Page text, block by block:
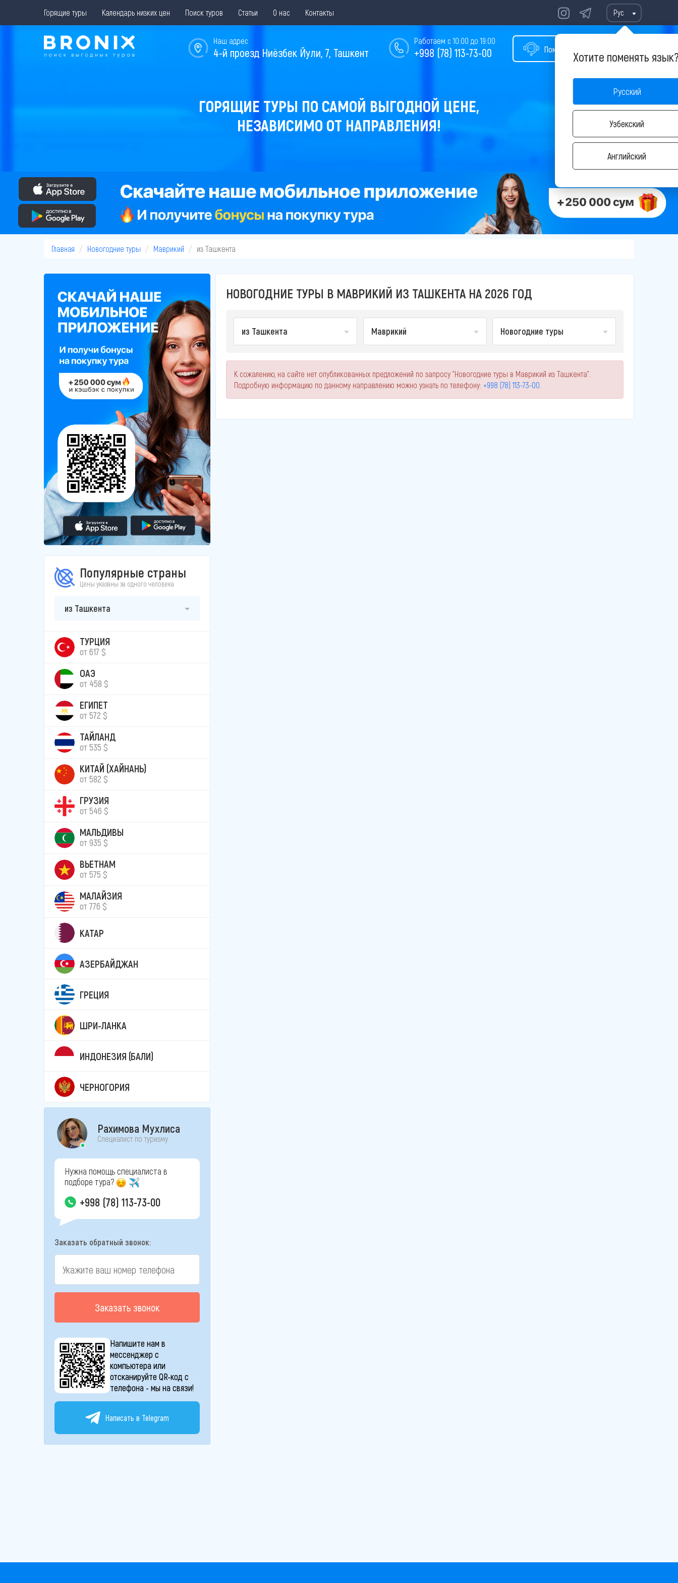
Горящие туры Календарь низких цен Поиск туров Статьи О нас Контакты Рус
Хотите поменять
Русский
Узбекский
Английский
Помощь в подборе тура
Работаем с 10:00 до 19:00
+998 (78) 113-73-00
Наш адрес
4-й проезд Ниёзбек Йули, 7, Ташкент
ГОРЯЩИЕ ТУРЫ ПО САМОЙ ВЫГОДНОЙ ЦЕНЕ,
НЕЗАВИСИМО ОТ НАПРАВЛЕНИЯ!
Главная Новогодние туры Маврикий из Ташкента
Популярные страны
Цены указаны за одного человека
из Ташкента
ТУРЦИЯ
от 617 $
ОАЭ
от 458 $
ЕГИПЕТ
от 572 $
ТАЙЛАНД
от 535 $
КИТАЙ (ХАЙНАНЬ)
от 582 $
ГРУЗИЯ
от 546 $
МАЛЬДИВЫ
от 935 $
ВЬЕТНАМ
от 575 $
МАЛАЙЗИЯ
от 776 $
КАТАР
АЗЕРБАЙДЖАН
ГРЕЦИЯ
ШРИ-ЛАНКА
ИНДОНЕЗИЯ (БАЛИ)
ЧЕРНОГОРИЯ
Рахимова Мухлиса
Специалист по туризму
Нужна помощь специалиста в
подборе тура?
+998 (78) 113-73-00
Заказать обратный звонок:
Заказать звонок
Напишите нам в
мессенджер с
компьютера или
отсканируйте QR-код с
телефона - мы на связи!
Написать в Telegram
НОВОГОДНИЕ ТУРЫ В МАВРИКИЙ ИЗ ТАШКЕНТА НА 2026 ГОД
из Ташкента Маврикий Новогодние туры
К сожалению, на сайте нет опубликованных предложений по запросу "Новогодние туры в Маврикий из Ташкента".
Подробную информацию по данному направлению можно узнать по телефону: +998 (78) 113-73-00